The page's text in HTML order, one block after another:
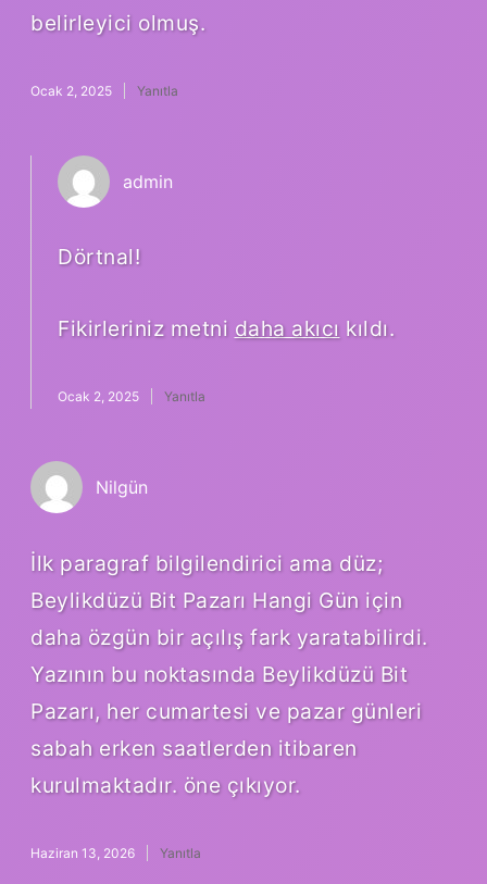
belirleyici olmuş.
Ocak 2, 2025 Yanıtla
admin
Dörtnal!
Fikirleriniz metni daha akıcı kıldı.
Ocak 2, 2025 Yanıtla
Nilgün
İlk paragraf bilgilendirici ama düz;
Beylikdüzü Bit Pazarı Hangi Gün için
daha özgün bir açılış fark yaratabilirdi.
Yazının bu noktasında Beylikdüzü Bit
Pazarı, her cumartesi ve pazar günleri
sabah erken saatlerden itibaren
kurulmaktadır. öne çıkıyor.
Haziran 13, 2026 Yanıtla